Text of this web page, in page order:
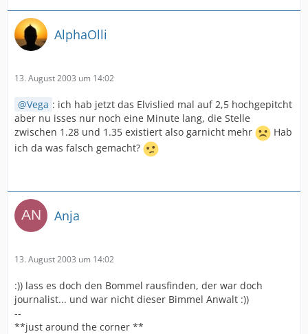
AlphaOlli
13. August 2003 um 14:02
Vega : ich hab jetzt das Elvislied mal auf 2,5 hochgepitcht
aber nu isses nur noch eine Minute lang, die Stelle
zwischen 1.28 und 1.35 existiert also garnicht mehr
Hab
ich da was falsch gemacht?
Anja
13. August 2003 um 14:02
:)) lass es doch den Bommel rausfinden, der war doch
journalist... und war nicht dieser Bimmel Anwalt :))
--
**just around the corner **